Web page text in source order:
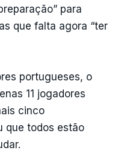
para
que falta agora “ter
portugueses, o
11 jogadores
cinco
que todos estão